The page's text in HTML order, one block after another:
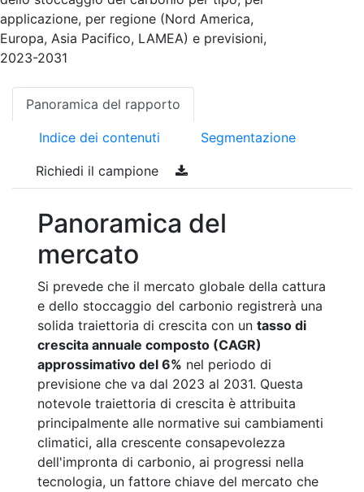
applicazione, per regione (Nord America,
Europa, Asia Pacifico, LAMEA) e previsioni,
2023-2031
Panoramica del rapporto
Indice dei contenuti Segmentazione
Richiedi il campione
Panoramica del
mercato
Si prevede che il mercato globale della cattura
e dello stoccaggio del carbonio registrerà una
solida traiettoria di crescita con un tasso di
crescita annuale composto (CAGR)
approssimativo del 6% nel periodo di
previsione che va dal 2023 al 2031. Questa
notevole traiettoria di crescita è attribuita
principalmente alle normative sui cambiamenti
climatici, alla crescente consapevolezza
dell'impronta di carbonio, ai progressi nella
tecnologia, un fattore chiave del mercato che